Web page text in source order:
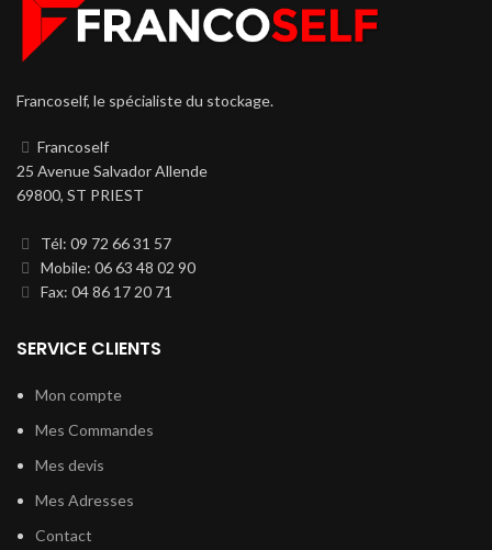
Francoself, le spécialiste du stockage.
Francoself
25 Avenue Salvador Allende
69800, ST PRIEST
Tél: 09 72 66 31 57
Mobile: 06 63 48 02 90
Fax: 04 86 17 20 71
SERVICE CLIENTS
Mon compte
Mes Commandes
Mes devis
Mes Adresses
Contact